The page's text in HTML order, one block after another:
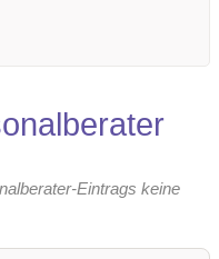
Eintrags keine